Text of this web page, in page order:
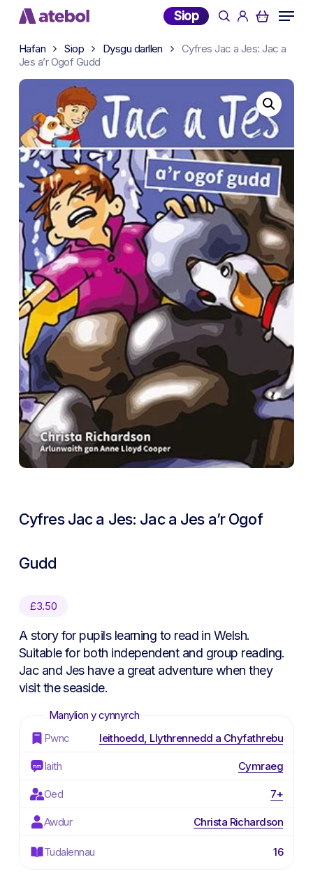
Skip
main
content
Siop searchaccount
Menu
Hafan Siop Dysgu darllen
Cyfres Jac a Jes: Jac a
Jes a’r Ogof Gudd
Cyfres Jac a Jes: Jac a Jes a’r Ogof
Gudd
£3.50
A story for pupils learning to read in Welsh.
Suitable for both independent and group reading.
Jac and Jes have a great adventure when they
visit the seaside.
Pwnc Ieithoedd, Llythrennedd a Chyfathrebu
Iaith Cymraeg
Oed 7+
Awdur Christa Richardson
Tudalennau 16